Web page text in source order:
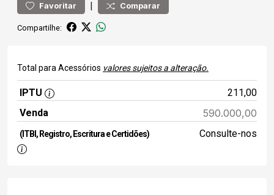
Favoritar | Comparar
Compartilhe:
Total para Acessórios valores sujeitos a alteração.
IPTU
211,00
Venda
590.000,00
(ITBI, Registro, Escritura e Certidões) Consulte-nos